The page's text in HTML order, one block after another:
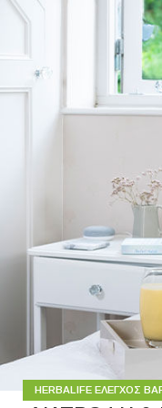
HERBALIFE ΈΛΕΓΧΟΣ